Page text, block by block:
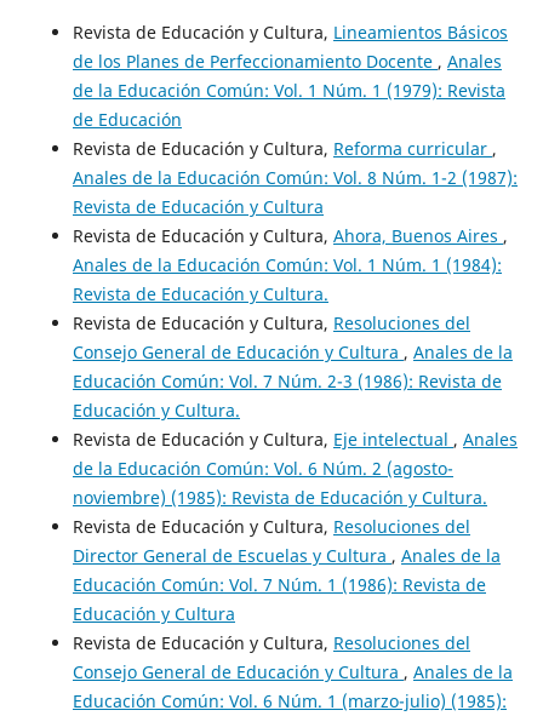
Revista de Educación y Cultura, Lineamientos Básicos
de los Planes de Perfeccionamiento Docente , Anales
de la Educación Común: Vol. 1 Núm. 1 (1979): Revista
de Educación
Revista de Educación y Cultura, Reforma curricular ,
Anales de la Educación Común: Vol. 8 Núm. 1-2 (1987):
Revista de Educación y Cultura
Revista de Educación y Cultura, Ahora, Buenos Aires ,
Anales de la Educación Común: Vol. 1 Núm. 1 (1984):
Revista de Educación y Cultura.
Revista de Educación y Cultura, Resoluciones del
Consejo General de Educación y Cultura , Anales de la
Educación Común: Vol. 7 Núm. 2-3 (1986): Revista de
Educación y Cultura.
Revista de Educación y Cultura, Eje intelectual , Anales
de la Educación Común: Vol. 6 Núm. 2 (agosto-
noviembre) (1985): Revista de Educación y Cultura.
Revista de Educación y Cultura, Resoluciones del
Director General de Escuelas y Cultura , Anales de la
Educación Común: Vol. 7 Núm. 1 (1986): Revista de
Educación y Cultura
Revista de Educación y Cultura, Resoluciones del
Consejo General de Educación y Cultura , Anales de la
Educación Común: Vol. 6 Núm. 1 (marzo-julio) (1985):